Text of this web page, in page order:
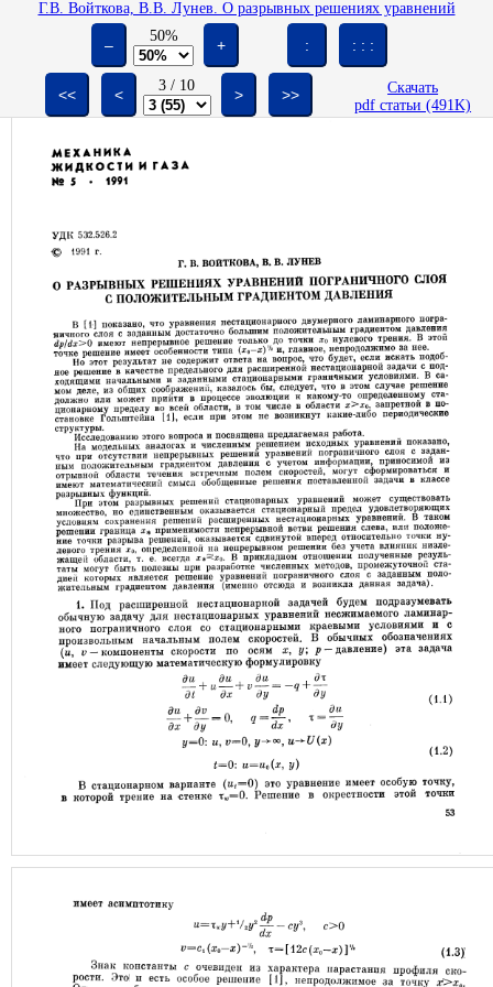
Г.В. Войткова, В.В. Лунев. О разрывных решениях уравнений
пограничного слоя с положительным градиентом давления // Изв. АН
СССР. МЖГ. 1991. № 5. С. 53-62.
–
50%
+ : : : :
<< <
3 / 10
> >>
Скачать
pdf статьи (491K)